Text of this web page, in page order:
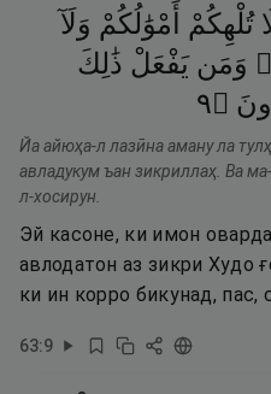
تُلْهِكُمْ أَمْوَٰلُكُمْ وَلَآ
وَمَن يَفْعَلْ ذَٰلِكَ
۝٩
Йа айюҳа-л лазӣна аману ла
авладукум ъан зикриллаҳ. Ва
л-хосирун.
Эй касоне, ки имон
авлодатон аз зикри Худо
ки ин корро бикунад, пас,
63:9